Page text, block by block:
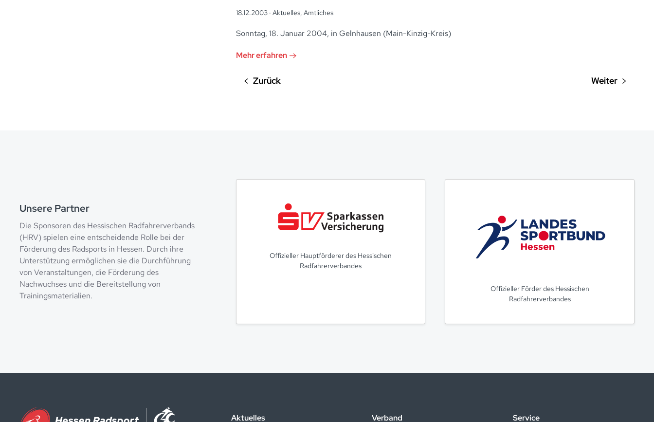
18.12.2003 · Aktuelles, Amtliches
Sonntag, 18. Januar 2004, in Gelnhausen (Main-Kinzig-Kreis)
Mehr erfahren
Unsere Partner
Die Sponsoren des Hessischen Radfahrerverbands
(HRV) spielen eine entscheidende Rolle bei der
Förderung des Radsports in Hessen. Durch ihre
Unterstützung ermöglichen sie die Durchführung
von Veranstaltungen, die Förderung des
Nachwuchses und die Bereitstellung von
Trainingsmaterialien.
Offizieller Hauptförderer des Hessischen
Radfahrerverbandes
Offizieller Förder des Hessischen
Radfahrerverbandes
Aktuelles Verband Service